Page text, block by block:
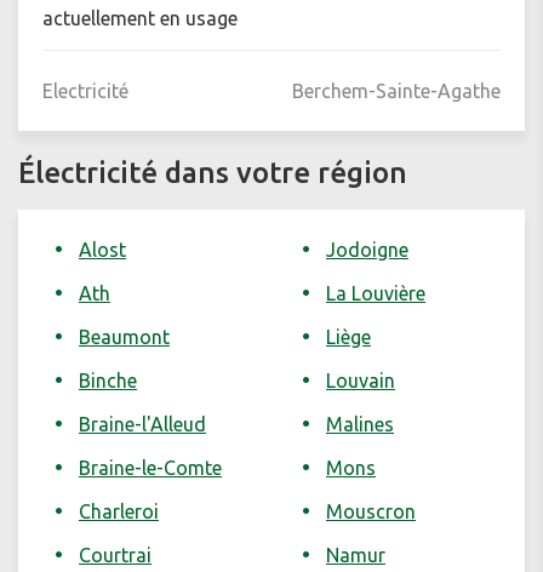
actuellement en usage
Electricité Berchem-Sainte-Agathe
Électricité dans votre région
Alost
Ath
Beaumont
Binche
Braine-l'Alleud
Braine-le-Comte
Charleroi
Courtrai
Jodoigne
La Louvière
Liège
Louvain
Malines
Mons
Mouscron
Namur